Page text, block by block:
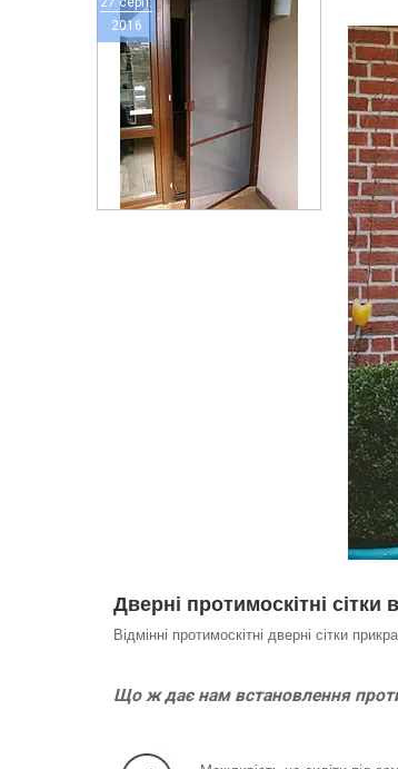
2016
Дверні протимоскітні сітки
Відмінні протимоскітні дверні сітки
Що ж дає нам встановлення